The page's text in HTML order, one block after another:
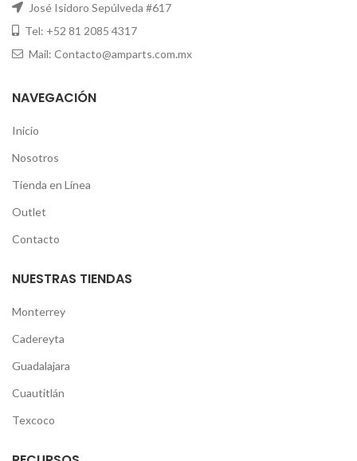
José Isidoro Sepúlveda #617
Tel: +52 81 2085 4317
Mail: Contacto@amparts.com.mx
NAVEGACIÓN
Inicio
Nosotros
Tienda en Línea
Outlet
Contacto
NUESTRAS TIENDAS
Monterrey
Cadereyta
Guadalajara
Cuautitlán
Texcoco